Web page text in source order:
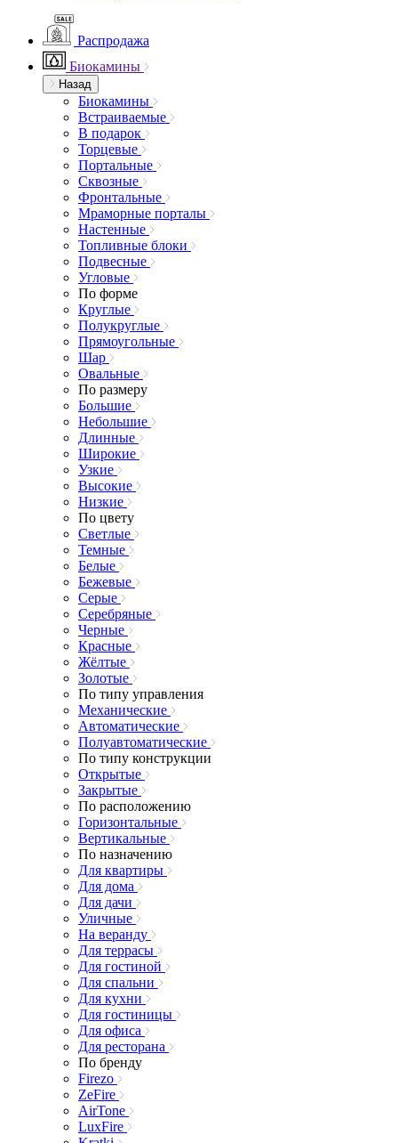
Распродажа
Биокамины
Назад
Биокамины
Встраиваемые
В подарок
Торцевые
Портальные
Сквозные
Фронтальные
Мраморные порталы
Настенные
Топливные блоки
Подвесные
Угловые
По форме
Круглые
Полукруглые
Прямоугольные
Шар
Овальные
По размеру
Большие
Небольшие
Длинные
Широкие
Узкие
Высокие
Низкие
По цвету
Светлые
Темные
Белые
Бежевые
Серые
Серебряные
Черные
Красные
Жёлтые
Золотые
По типу управления
Механические
Автоматические
Полуавтоматические
По типу конструкции
Открытые
Закрытые
По расположению
Горизонтальные
Вертикальные
По назначению
Для квартиры
Для дома
Для дачи
Уличные
На веранду
Для террасы
Для гостиной
Для спальни
Для кухни
Для гостиницы
Для офиса
Для ресторана
По бренду
Firezo
ZeFire
AirTone
LuxFire